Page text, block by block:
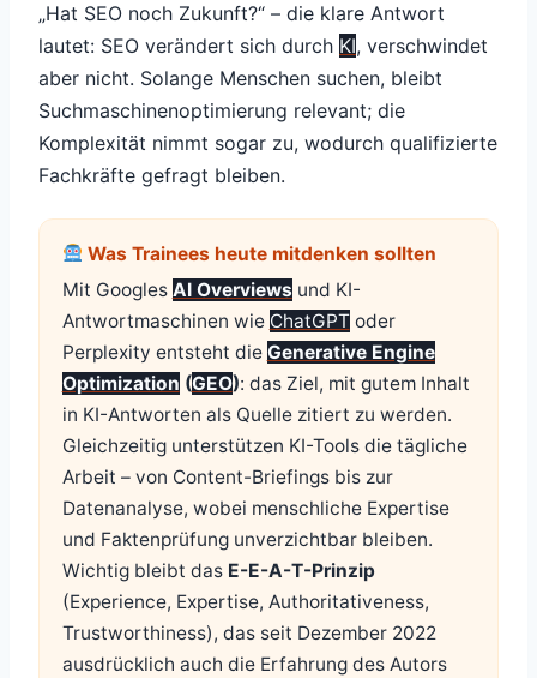
„Hat SEO noch Zukunft?“ – die klare Antwort
lautet: SEO verändert sich durch KI, verschwindet
aber nicht. Solange Menschen suchen, bleibt
Suchmaschinenoptimierung relevant; die
Komplexität nimmt sogar zu, wodurch qualifizierte
Fachkräfte gefragt bleiben.
Was Trainees heute mitdenken sollten
Mit Googles AI Overviews und KI-
Antwortmaschinen wie ChatGPToder
Perplexity entsteht die Generative Engine
Optimization (GEO): das Ziel, mit gutem Inhalt
in KI-Antworten als Quelle zitiert zu werden.
Gleichzeitig unterstützen KI-Tools die tägliche
Arbeit – von Content-Briefings bis zur
Datenanalyse, wobei menschliche Expertise
und Faktenprüfung unverzichtbar bleiben.
Wichtig bleibt das E-E-A-T-Prinzip
(Experience, Expertise, Authoritativeness,
Trustworthiness), das seit Dezember 2022
ausdrücklich auch die Erfahrung des Autors